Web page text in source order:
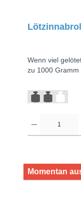
Wenn viel
zu 1000 Gramm
Momentan